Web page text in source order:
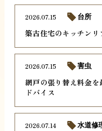
築古住宅のキッチン
2026.07.15 台所
網戸の張り替え料金
ドバイス
2026.07.15 害虫
2026.07.14 水道修